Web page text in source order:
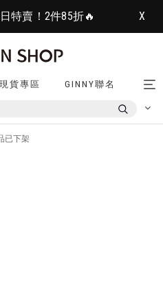
日特賣！2件85折🔥 X
現貨專區 GINNY聯名
已下架